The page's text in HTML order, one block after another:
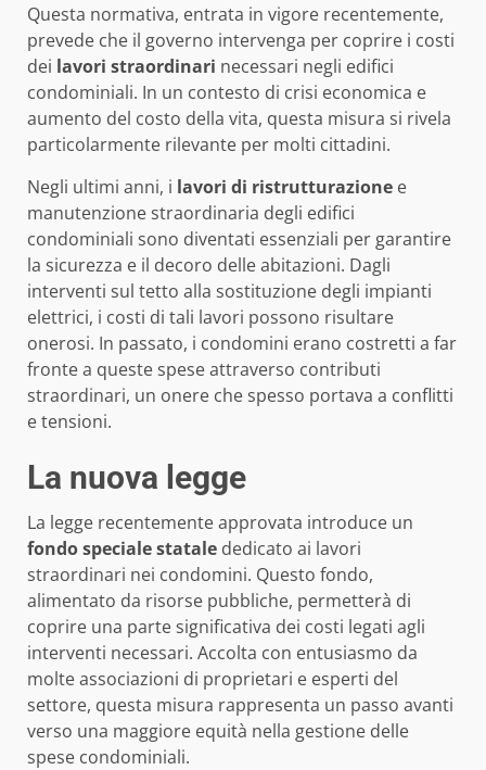
Questa normativa, entrata in vigore recentemente,
prevede che il governo intervenga per coprire i costi
dei lavori straordinari necessari negli edifici
condominiali. In un contesto di crisi economica e
aumento del costo della vita, questa misura si rivela
particolarmente rilevante per molti cittadini.
Negli ultimi anni, i lavori di ristrutturazione e
manutenzione straordinaria degli edifici
condominiali sono diventati essenziali per garantire
la sicurezza e il decoro delle abitazioni. Dagli
interventi sul tetto alla sostituzione degli impianti
elettrici, i costi di tali lavori possono risultare
onerosi. In passato, i condomini erano costretti a far
fronte a queste spese attraverso contributi
straordinari, un onere che spesso portava a conflitti
e tensioni.
La nuova legge
La legge recentemente approvata introduce un
fondo speciale statale dedicato ai lavori
straordinari nei condomini. Questo fondo,
alimentato da risorse pubbliche, permetterà di
coprire una parte significativa dei costi legati agli
interventi necessari. Accolta con entusiasmo da
molte associazioni di proprietari e esperti del
settore, questa misura rappresenta un passo avanti
verso una maggiore equità nella gestione delle
spese condominiali.